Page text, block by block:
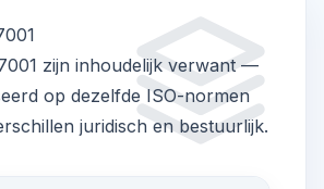
zijn inhoudelijk verwant —
op dezelfde ISO-normen
juridisch en bestuurlijk.